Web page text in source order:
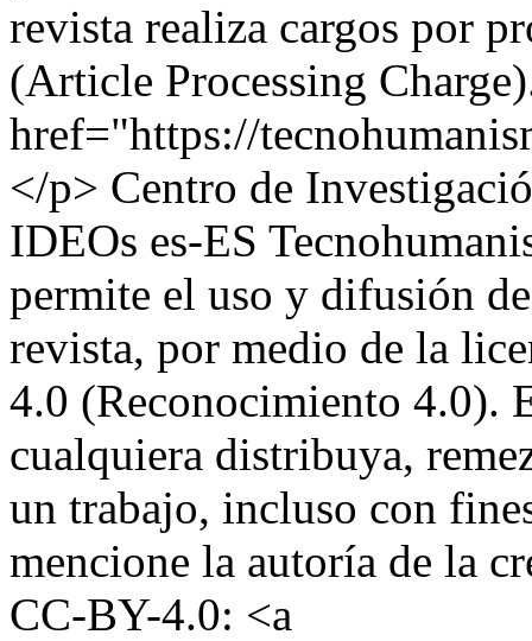
revista realiza cargos por
(Article Processing
href="https://
</p> Centro de
IDEOs es-ES
permite el uso y difusión
revista, por medio de la
4.0 (Reconocimiento 4.0).
cualquiera distribuya,
un trabajo, incluso con
mencione la autoría de la
CC-BY-4.0: <a